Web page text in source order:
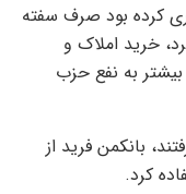
کرده بود صرف سفته
خرید املاک و
به نفع حزب
بانکمن فرید از